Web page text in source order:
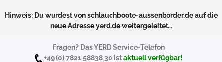
Hinweis: Du wurdest von schlauchboote-aussenborder.de auf die
neue Adresse yerd.de weitergeleitet...
Fragen? Das YERD Service-Telefon
+49 (0) 7821 58838 30 istaktuell verfügbar!